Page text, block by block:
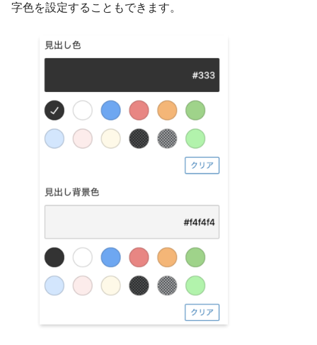
字色を設定することもできます。